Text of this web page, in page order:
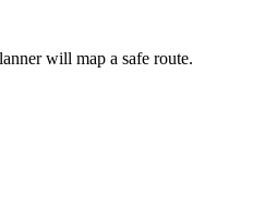
will map a safe route.